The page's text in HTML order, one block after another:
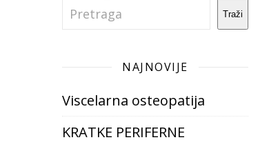
Traži
NAJNOVIJE
Viscelarna osteopatija
KRATKE PERIFERNE